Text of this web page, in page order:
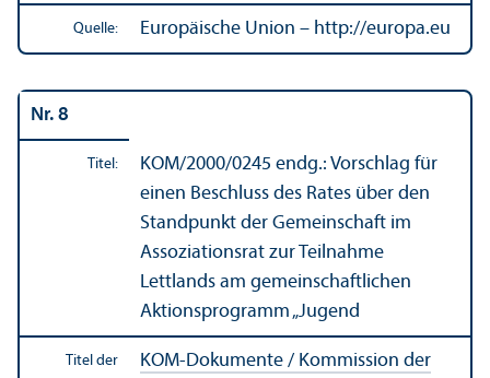
Quelle: Europäische Union – http://europa.eu
Nr. 8
Titel: KOM/2000/0245 endg.: Vorschlag für
einen Beschluss des Rates über den
Standpunkt der Gemeinschaft im
Assoziations­rat zur Teilnahme
Lettlands am gemeinschaft­lichen
Aktions­programm „Jugend
Titel der
KOM-Dokumente / Kommission der